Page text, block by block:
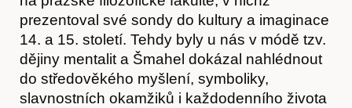
prezentoval své sondy do kultury a imaginace
14. a 15. století. Tehdy byly u nás v módě tzv.
dějiny mentalit a Šmahel dokázal nahlédnout
do středověkého myšlení, symboliky,
slavnostních okamžiků i každodenního života